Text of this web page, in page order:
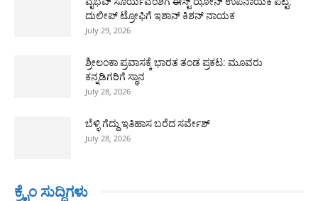
ದುಲೀಪ್ ಟ್ರೋಫಿಗೆ ಇಶಾನ್ ಕಿಶನ್ ನಾಯಕ
July 29, 2026
ಶ್ರೀಲಂಕಾ ಪ್ರವಾಸಕ್ಕೆ ಭಾರತ ತಂಡ ಪ್ರಕಟ: ಮೂವರು
ಕನ್ನಡಿಗರಿಗೆ ಸ್ಥಾನ
July 28, 2026
ಬೆಳ್ಳಿ ಗೆದ್ದು ಇತಿಹಾಸ ಬರೆದ ಸರ್ವೇಶ್
July 28, 2026
ಕ್ರೈಂ ಸುದ್ದಿಗಳು